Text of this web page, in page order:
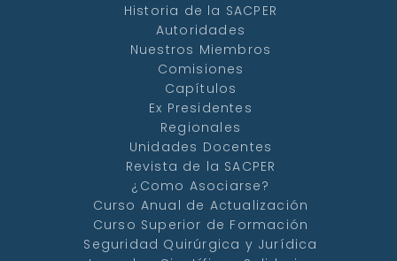
Historia de la SACPER
Autoridades
Nuestros Miembros
Comisiones
Capítulos
Ex Presidentes
Regionales
Unidades Docentes
Revista de la SACPER
¿Como Asociarse?
Curso Anual de Actualización
Curso Superior de Formación
Seguridad Quirúrgica y Jurídica